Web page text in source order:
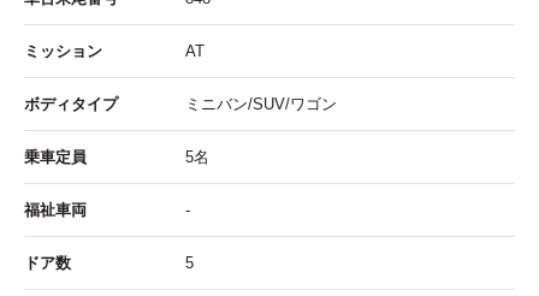
ミッション AT
ボディタイプ ミニバン/SUV/ワゴン
乗車定員 5名
福祉車両 -
ドア数 5